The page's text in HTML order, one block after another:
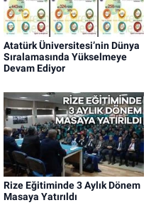
Atatürk Üniversitesi’nin Dünya
Sıralamasında Yükselmeye
Devam Ediyor
Rize Eğitiminde 3 Aylık Dönem
Masaya Yatırıldı